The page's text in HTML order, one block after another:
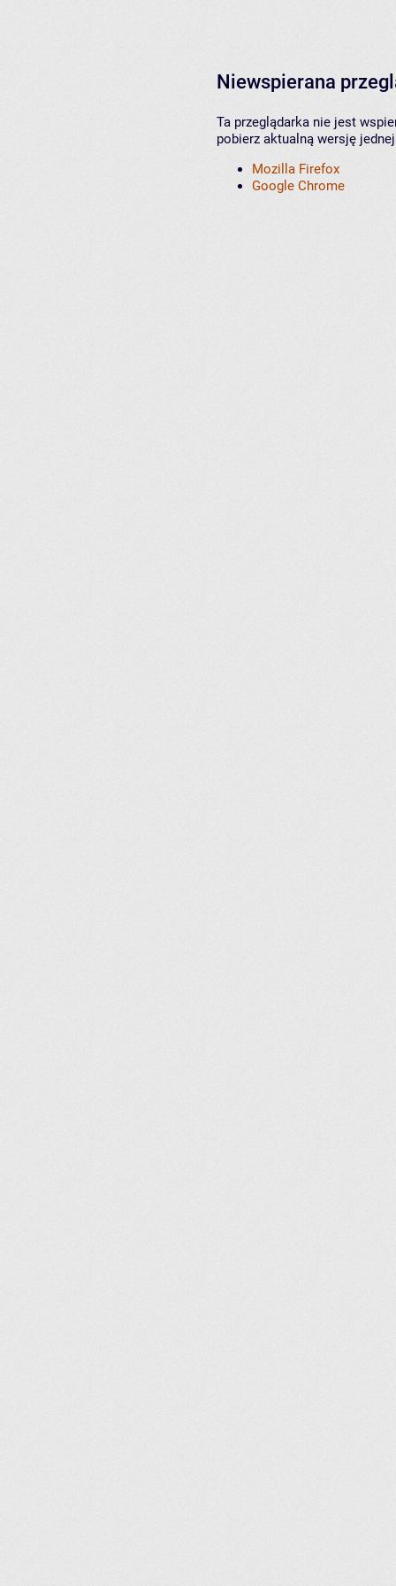
Niewspierana
Ta przeglądarka nie jest
pobierz aktualną wersję
Mozilla Firefox
Google Chrome